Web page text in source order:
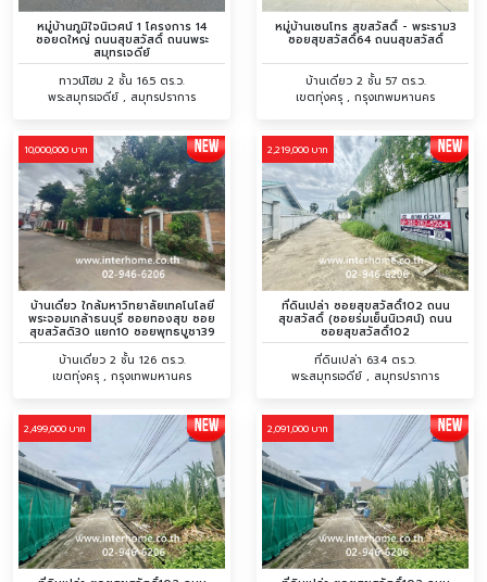
หมู่บ้านภูมิใจนิเวศน์ 1 โครงการ 14
ซอยดใหญ่ ถนนสุขสวัสดิ์ ถนนพระ
สมุทรเจดีย์
ทาวน์โฮม 2 ชั้น 16.5 ตร.ว.
พระสมุทรเจดีย์ , สมุทรปราการ
หมู่บ้านเซนโทร สุขสวัสดิ์ - พระราม3
ซอยสุขสวัสดิ์64 ถนนสุขสวัสดิ์
บ้านเดี่ยว 2 ชั้น 57 ตร.ว.
เขตทุ่งครุ , กรุงเทพมหานคร
10,000,000 บาท
บ้านเดี่ยว ใกล้มหาวิทยาลัยเทคโนโลยี
พระจอมเกล้าธนบุรี ซอยทองสุข ซอย
สุขสวัสดิ30 แยก10 ซอยพุทธบูชา39
บ้านเดี่ยว 2 ชั้น 126 ตร.ว.
เขตทุ่งครุ , กรุงเทพมหานคร
2,219,000 บาท
ที่ดินเปล่า ซอยสุขสวัสดิ์102 ถนน
สุขสวัสดิ์ (ซอยร่มเย็นนิเวศน์) ถนน
ซอยสุขสวัสดิ์102
ที่ดินเปล่า 63.4 ตร.ว.
พระสมุทรเจดีย์ , สมุทรปราการ
2,499,000 บาท 2,091,000 บาท